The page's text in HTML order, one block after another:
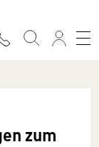
zum